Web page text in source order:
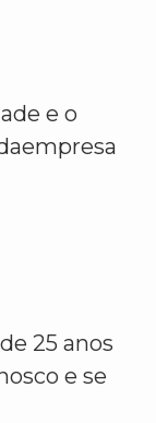
e o
25 anos
e se